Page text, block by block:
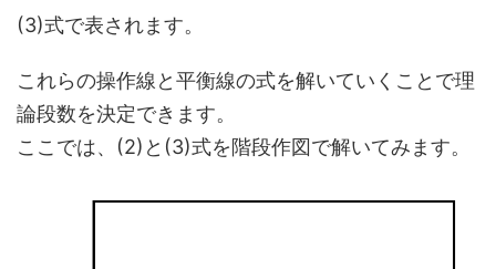
(3)式で表されます。
これらの操作線と平衡線の式を解いていくことで理
論段数を決定できます。
ここでは、(2)と(3)式を階段作図で解いてみます。